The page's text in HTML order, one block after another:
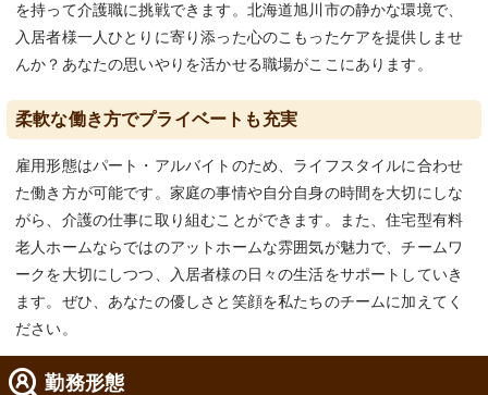
を持って介護職に挑戦できます。北海道旭川市の静かな環境で、
入居者様一人ひとりに寄り添った心のこもったケアを提供しませ
んか？あなたの思いやりを活かせる職場がここにあります。
柔軟な働き方でプライベートも充実
雇用形態はパート・アルバイトのため、ライフスタイルに合わせ
た働き方が可能です。家庭の事情や自分自身の時間を大切にしな
がら、介護の仕事に取り組むことができます。また、住宅型有料
老人ホームならではのアットホームな雰囲気が魅力で、チームワ
ークを大切にしつつ、入居者様の日々の生活をサポートしていき
ます。ぜひ、あなたの優しさと笑顔を私たちのチームに加えてく
ださい。
勤務形態